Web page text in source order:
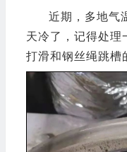
近期，多地气
天冷了，记得处理
打滑和钢丝绳跳槽